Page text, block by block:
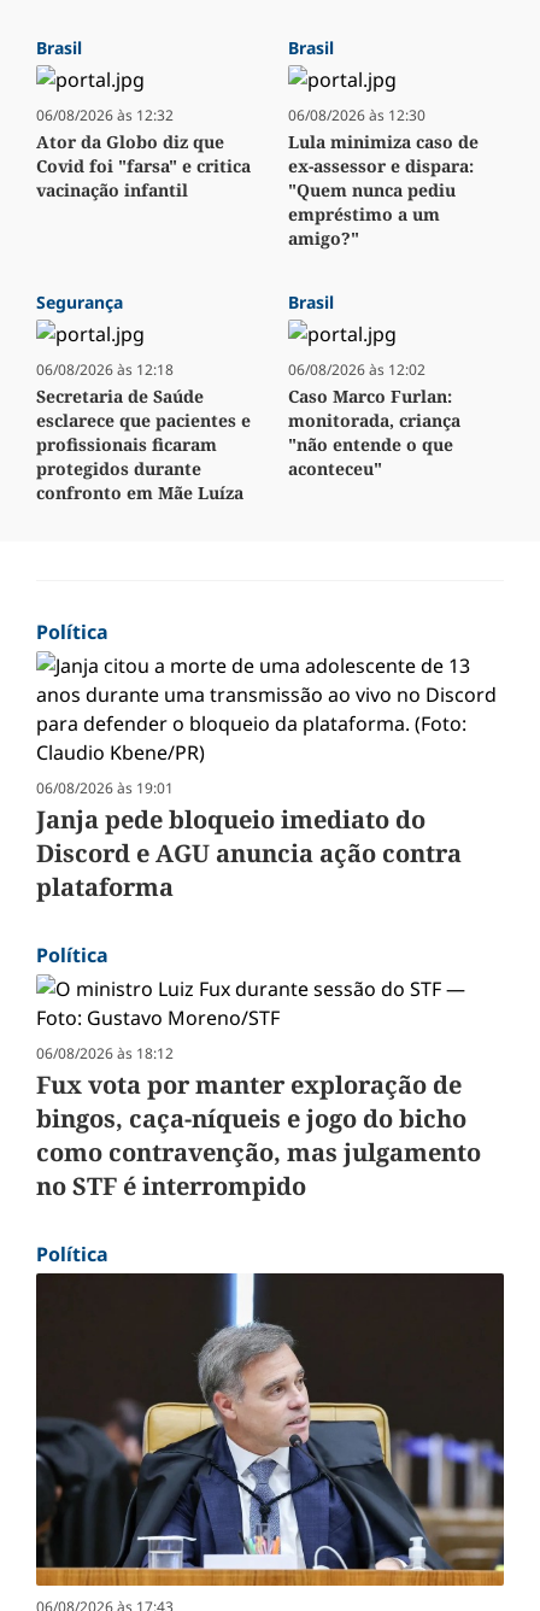
Brasil
06/08/2026 às 12:32
Ator da Globo diz que
Covid foi "farsa" e critica
vacinação infantil
Brasil
06/08/2026 às 12:30
Lula minimiza caso de
ex-assessor e dispara:
"Quem nunca pediu
empréstimo a um
amigo?"
Segurança
06/08/2026 às 12:18
Secretaria de Saúde
esclarece que pacientes e
profissionais ficaram
protegidos durante
confronto em Mãe Luíza
Brasil
06/08/2026 às 12:02
Caso Marco Furlan:
monitorada, criança
"não entende o que
aconteceu"
Política
06/08/2026 às 19:01
Janja pede bloqueio imediato do
Discord e AGU anuncia ação contra
plataforma
Política
06/08/2026 às 18:12
Fux vota por manter exploração de
bingos, caça-níqueis e jogo do bicho
como contravenção, mas julgamento
no STF é interrompido
Política
06/08/2026 às 17:43